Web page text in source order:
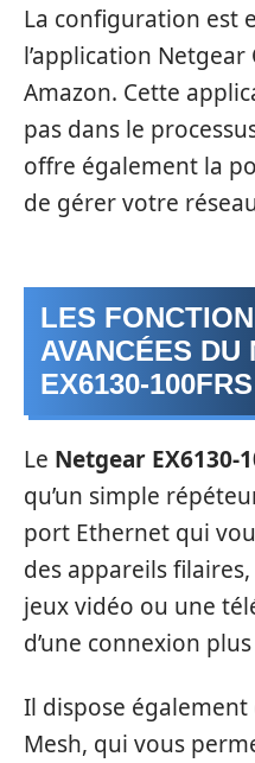
La configuration est
l’application
Amazon. Cette
pas dans le
offre également la
de gérer votre
LES
AVANCÉES DU
EX6130-100FRS
Le Netgear EX6130-
qu’un simple
port Ethernet qui
des appareils
jeux vidéo ou une
d’une connexion
Il dispose
Mesh, qui vous